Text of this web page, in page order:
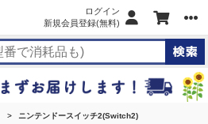
ログイン
新規会員登録(無料)
ニンテンドースイッチ2(Switch2)